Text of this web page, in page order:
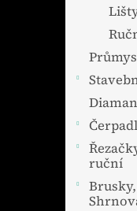
ruční